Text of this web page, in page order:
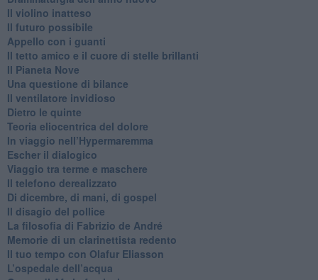
​Il violino inatteso
​Il futuro possibile
​Appello con i guanti
​Il tetto amico e il cuore di stelle brillanti
​Il Pianeta Nove
​Una questione di bilance
​Il ventilatore invidioso
​Dietro le quinte
​Teoria eliocentrica del dolore
In viaggio nell’Hypermaremma
​Escher il dialogico
​Viaggio tra terme e maschere
Il telefono derealizzato
​Di dicembre, di mani, di gospel
​Il disagio del pollice
​La filosofia di Fabrizio de André
Memorie di un clarinettista redento
​Il tuo tempo con Olafur Eliasson
​L’ospedale dell’acqua